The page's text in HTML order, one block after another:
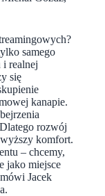
samego
i realnej
się
kanapie.
rozwój
komfort.
– chcemy,
jako miejsce
Jacek